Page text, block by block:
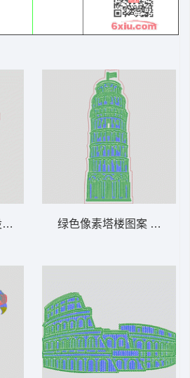
图 狮头 多色珠片绿色像素塔楼图案 风景 多